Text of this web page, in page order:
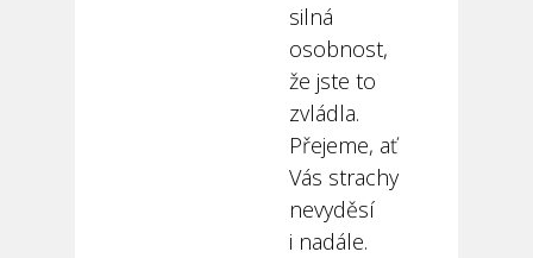
silná
osobnost,
že jste to
zvládla.
Přejeme, ať
Vás strachy
nevyděsí
i nadále.